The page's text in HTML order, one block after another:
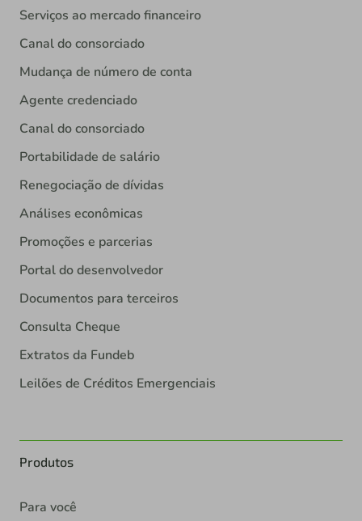
Serviços ao mercado financeiro
Canal do consorciado
Mudança de número de conta
Agente credenciado
Canal do consorciado
Portabilidade de salário
Renegociação de dívidas
Análises econômicas
Promoções e parcerias
Portal do desenvolvedor
Documentos para terceiros
Consulta Cheque
Extratos da Fundeb
Leilões de Créditos Emergenciais
Produtos
Para você